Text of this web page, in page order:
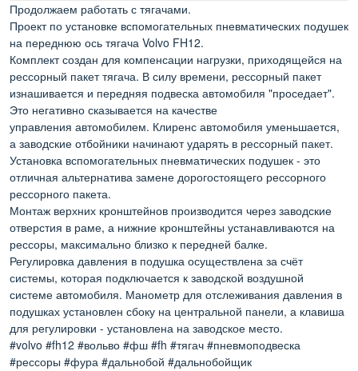
Продолжаем работать с тягачами.
Проект по установке вспомогательных пневматических подушек
на переднюю ось тягача Volvo FH12.
Комплект создан для компенсации нагрузки, приходящейся на
рессорный пакет тягача. В силу времени, рессорный пакет
изнашивается и передняя подвеска автомобиля "проседает".
Это негативно сказывается на качестве
управления автомобилем. Клиренс автомобиля уменьшается,
а заводские отбойники начинают ударять в рессорный пакет.
Установка вспомогательных пневматических подушек - это
отличная альтернатива замене дорогостоящего рессорного
рессорного пакета.
Монтаж верхних кронштейнов производится через заводские
отверстия в раме, а нижние кронштейны устанавливаются на
рессоры, максимально близко к передней балке.
Регулировка давления в подушка осуществлена за счёт
системы, которая подключается к заводской воздушной
системе автомобиля. Манометр для отслеживания давления в
подушках установлен сбоку на центральной панели, а клавиша
для регулировки - установлена на заводское место.
#volvo #fh12 #вольво #фш #fh #тягач #пневмоподвеска
#рессоры #фура #дальнобой #дальнобойщик